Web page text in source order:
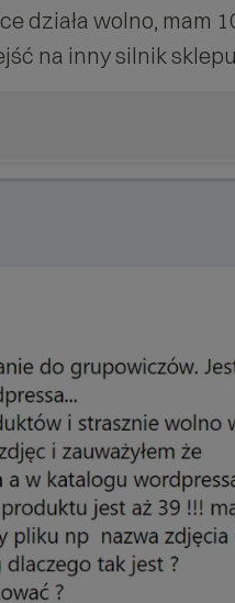
działa wolno, mam
na inny silnik